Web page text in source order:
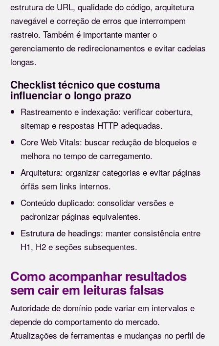
estrutura de URL, qualidade do código, arquitetura
navegável e correção de erros que interrompem
rastreio. Também é importante manter o
gerenciamento de redirecionamentos e evitar cadeias
longas.
Checklist técnico que costuma
influenciar o longo prazo
Rastreamento e indexação: verificar cobertura,
sitemap e respostas HTTP adequadas.
Core Web Vitals: buscar redução de bloqueios e
melhora no tempo de carregamento.
Arquitetura: organizar categorias e evitar páginas
órfãs sem links internos.
Conteúdo duplicado: consolidar versões e
padronizar páginas equivalentes.
Estrutura de headings: manter consistência entre
H1, H2 e seções subsequentes.
Como acompanhar resultados
sem cair em leituras falsas
Autoridade de domínio pode variar em intervalos e
depende do comportamento do mercado.
Atualizações de ferramentas e mudanças no perfil de